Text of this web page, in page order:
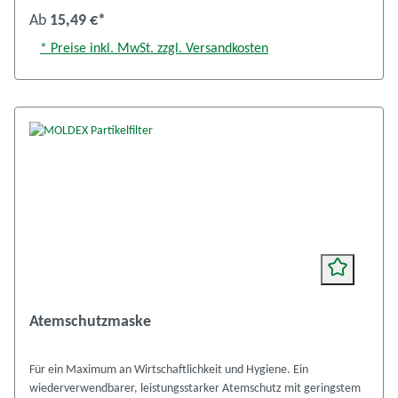
Ab 15,49 €*
* Preise inkl. MwSt. zzgl. Versandkosten
Atemschutzmaske
Für ein Maximum an Wirtschaftlichkeit und Hygiene. Ein
wiederverwendbarer, leistungsstarker Atemschutz mit geringstem